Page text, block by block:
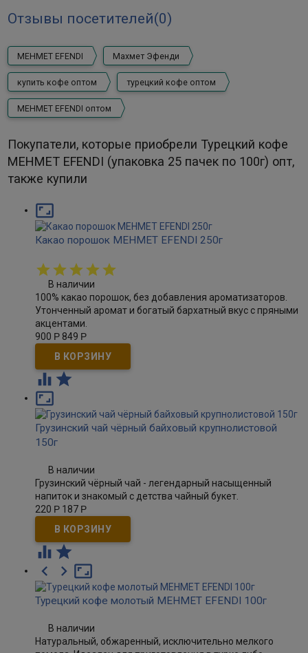
Отзывы посетителей(0)
MEHMET EFENDI Махмет Эфенди
купить кофе оптом турецкий кофе оптом
MEHMET EFENDI оптом
Покупатели, которые приобрели Турецкий кофе
MEHMET EFENDI (упаковка 25 пачек по 100г) опт,
также купили

Какао порошок MEHMET EFENDI 250г
В наличии
100% какао порошок, без добавления ароматизаторов.
Утонченный аромат и богатый бархатный вкус с пряными
акцентами.
900 Р 849 Р
 

Грузинский чай чёрный байховый крупнолистовой
150г
В наличии
Грузинский чёрный чай - легендарный насыщенный
напиток и знакомый с детства чайный букет.
220 Р 187 Р
 

 
Турецкий кофе молотый MEHMET EFENDI 100г
В наличии
Натуральный, обжаренный, исключительно мелкого